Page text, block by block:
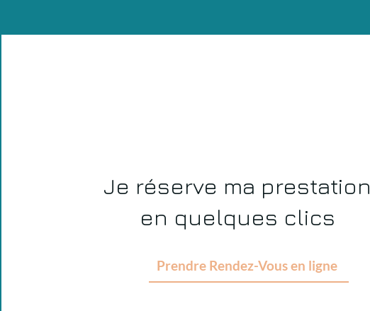
Je réserve ma prestation
en quelques clics
Prendre Rendez-Vous en ligne